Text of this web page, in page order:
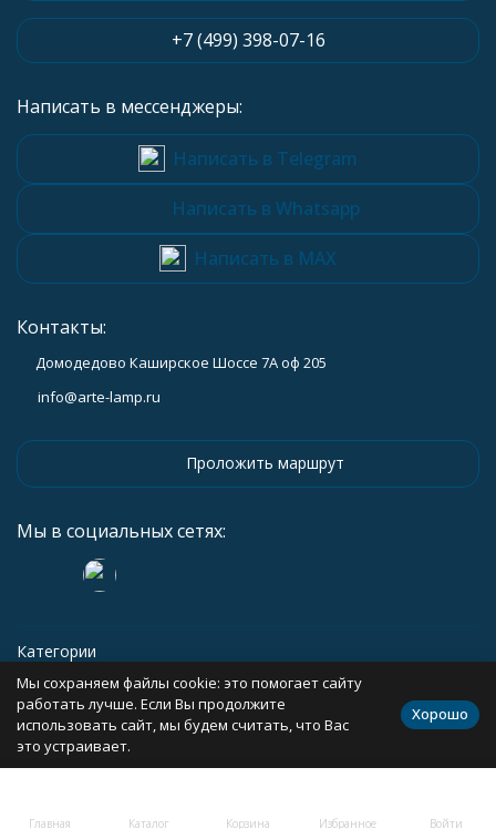
Главная Каталог Корзина Избранное Войти
+7 (499) 398-07-16
Написать в мессенджеры:
Написать в Telegram
Написать в Whatsapp
Написать в MAX
Контакты:
Домодедово Каширское Шоссе 7А оф 205
info@arte-lamp.ru
Проложить маршрут
Мы в социальных сетях:
Категории
Информация
Политика персональных данных Карта сайта
Мы сохраняем файлы cookie: это помогает сайту
работать лучше. Если Вы продолжите
использовать сайт, мы будем считать, что Вас
это устраивает.
Хорошо